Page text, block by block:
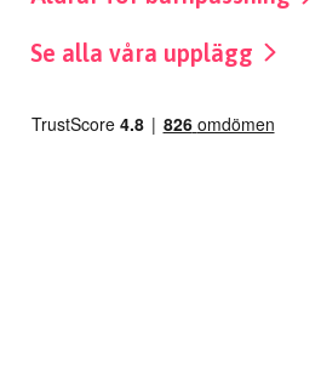
Se alla våra upplägg